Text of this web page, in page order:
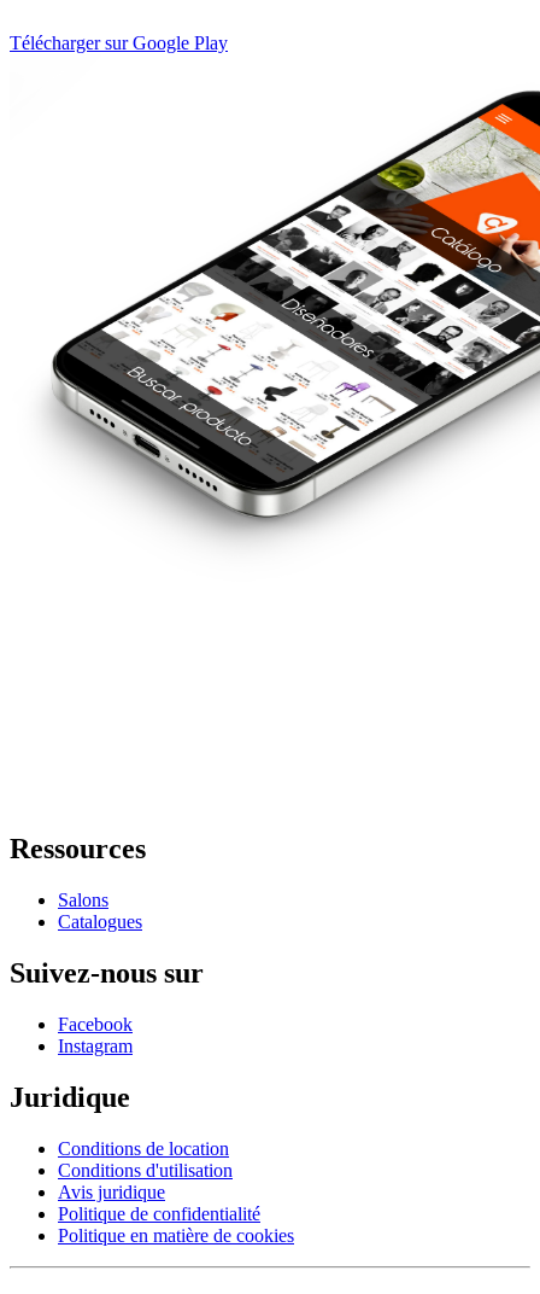
Télécharger sur Google Play
Ressources
Salons
Catalogues
Suivez-nous sur
Facebook
Instagram
Juridique
Conditions de location
Conditions d'utilisation
Avis juridique
Politique de confidentialité
Politique en matière de cookies